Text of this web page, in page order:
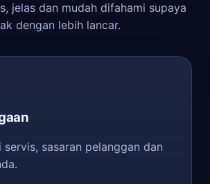
jelas dan mudah difahami supaya
dengan lebih lancar.
servis, sasaran pelanggan dan